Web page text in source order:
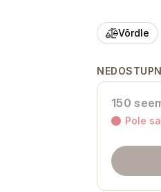
Võrdle
150
Pole